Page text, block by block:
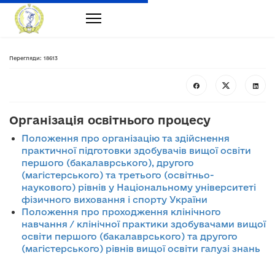
Перегляди: 18613
Організація освітнього процесу
Положення про організацію та здійснення
практичної підготовки здобувачів вищої освіти
першого (бакалаврського), другого
(магістерського) та третього (освітньо-
наукового) рівнів у Національному університеті
фізичного виховання і спорту України
Положення про проходження клінічного
навчання / клінічної практики здобувачами вищої
освіти першого (бакалаврського) та другого
(магістерського) рівнів вищої освіти галузі знань